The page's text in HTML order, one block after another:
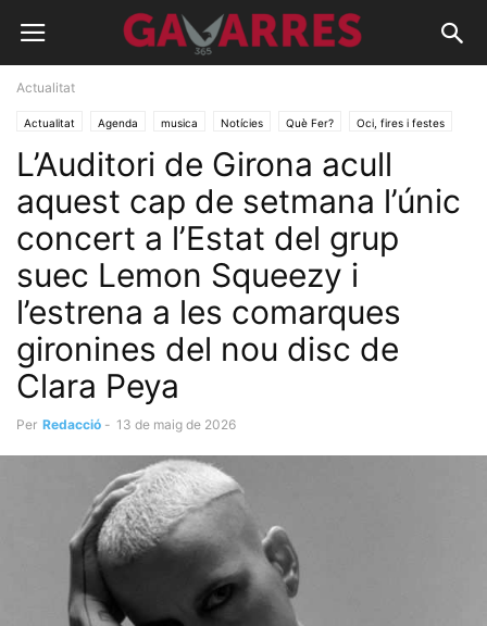
Actualitat
Actualitat Agenda musica Notícies Què Fer? Oci, fires i festes
L’Auditori de Girona acull
aquest cap de setmana l’únic
concert a l’Estat del grup
suec Lemon Squeezy i
l’estrena a les comarques
gironines del nou disc de
Clara Peya
Per Redacció - 13 de maig de 2026